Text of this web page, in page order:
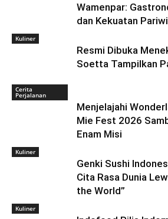
Wamenpar:
dan Kekuatan
Kuliner
Resmi Dibuka
Soetta Tampilkan
Cerita
Perjalanan
Menjelajahi
Mie Fest 2026
Enam Misi
Kuliner
Genki Sushi
Cita Rasa Dunia
the World”
Kuliner